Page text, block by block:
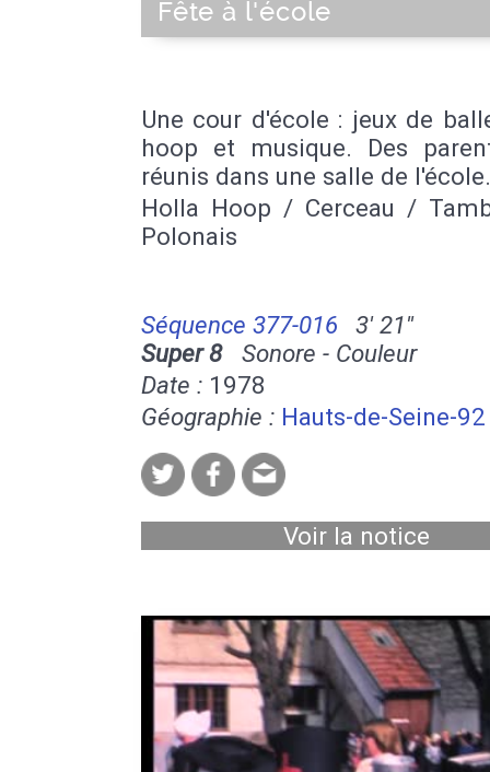
Fête à l'école
Une cour d'école : jeux de
hoop et musique. Des
réunis dans une salle de l'école.
Holla Hoop / Cerceau /
Polonais
Séquence 377-016
3' 21''
Super 8Sonore - Couleur
Date : 1978
Géographie : Hauts-de-Seine-92
Voir la notice